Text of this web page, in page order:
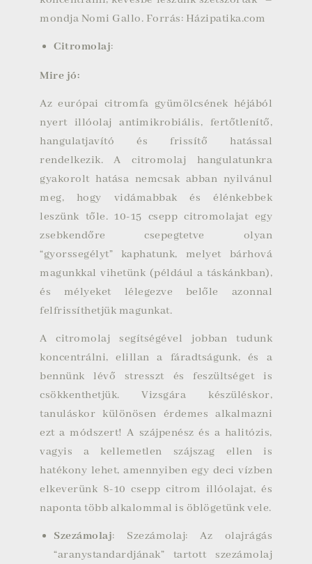
mondja Nomi Gallo. Forrás: Házipatika.com
Citromolaj:
Mire jó:
Az európai citromfa gyümölcsének héjából
nyert illóolaj antimikrobiális, fertőtlenítő,
hangulatjavító és frissítő hatással
rendelkezik. A citromolaj hangulatunkra
gyakorolt hatása nemcsak abban nyilvánul
meg, hogy vidámabbak és élénkebbek
leszünk tőle. 10-15 csepp citromolajat egy
zsebkendőre csepegtetve olyan
“gyorssegélyt” kaphatunk, melyet bárhová
magunkkal vihetünk (például a táskánkban),
és mélyeket lélegezve belőle azonnal
felfrissíthetjük magunkat.
A citromolaj segítségével jobban tudunk
koncentrálni, elillan a fáradtságunk, és a
bennünk lévő stresszt és feszültséget is
csökkenthetjük. Vizsgára készüléskor,
tanuláskor különösen érdemes alkalmazni
ezt a módszert! A szájpenész és a halitózis,
vagyis a kellemetlen szájszag ellen is
hatékony lehet, amennyiben egy deci vízben
elkeverünk 8-10 csepp citrom illóolajat, és
naponta több alkalommal is öblögetünk vele.
Szezámolaj: Szezámolaj: Az olajrágás
“aranystandardjának” tartott szezámolaj